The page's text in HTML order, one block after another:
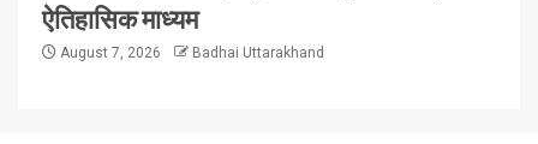
ऐतिहासिक माध्यम
August 7, 2026 Badhai Uttarakhand